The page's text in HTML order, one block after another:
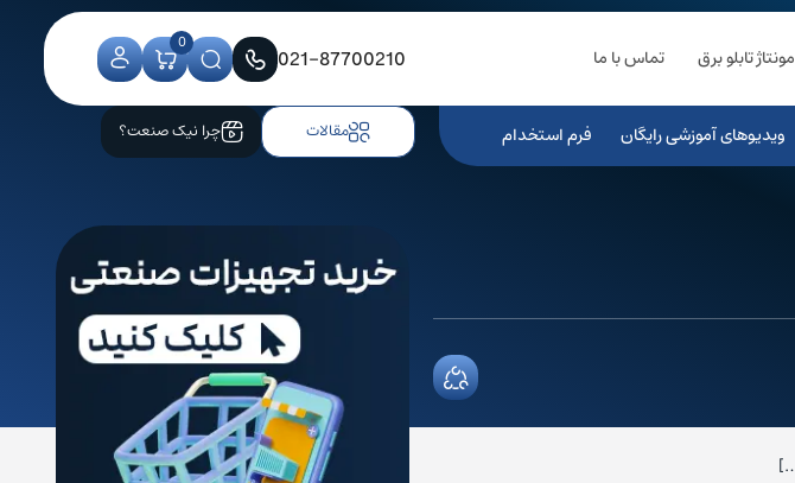
مونتاژ تابلو برق تماس با ما 021-87700210
0
ویدیوهای آموزشی رایگان فرم استخدام مقالات چرا نیک صنعت؟